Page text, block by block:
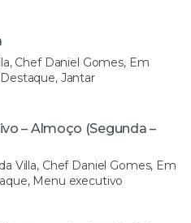
Chef Daniel Gomes, Em
Destaque, Jantar
– Almoço (Segunda –
Villa, Chef Daniel Gomes, Em
Menu executivo